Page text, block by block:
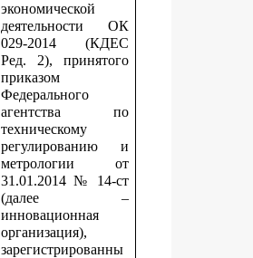
экономической
деятельности ОК
029-2014 (КДЕС
Ред. 2), принятого
приказом
Федерального
агентства по
техническому
регулированию и
метрологии от
31.01.2014 № 14-ст
(далее –
инновационная
организация),
зарегистрированны